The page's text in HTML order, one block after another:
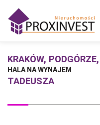
KRAKÓW,
TADEUSZA
HALA NA WYNAJEM